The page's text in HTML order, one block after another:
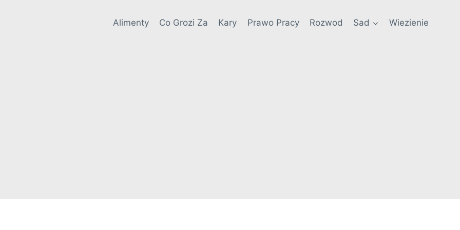
Alimenty Co Grozi Za Kary Prawo Pracy Rozwod Sad Wiezienie